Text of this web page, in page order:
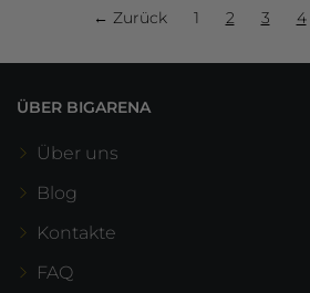
← Zurück 1 2 3 4
ÜBER BIGARENA
Über uns
Blog
Kontakte
FAQ